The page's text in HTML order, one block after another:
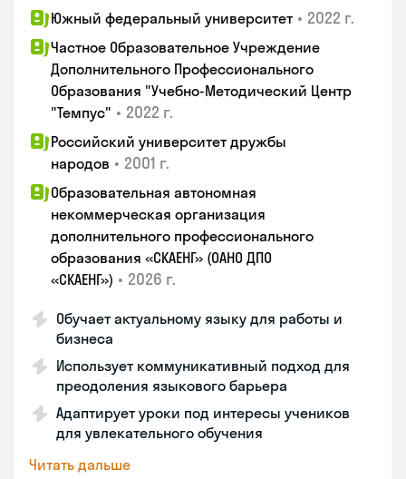
Южный федеральный университет • 2022 г.
Частное Образовательное Учреждение
Дополнительного Профессионального
Образования "Учебно-Методический Центр
"Темпус" • 2022 г.
Российский университет дружбы
народов • 2001 г.
Образовательная автономная
некоммерческая организация
дополнительного профессионального
образования «СКАЕНГ» (ОАНО ДПО
«СКАЕНГ») • 2026 г.
Обучает актуальному языку для работы и
бизнеса
Использует коммуникативный подход для
преодоления языкового барьера
Адаптирует уроки под интересы учеников
для увлекательного обучения
Читать дальше